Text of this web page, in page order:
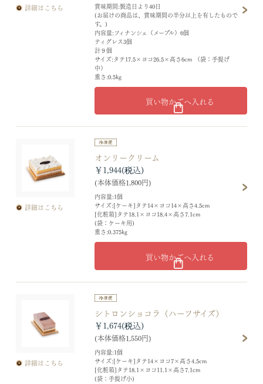
詳細はこちら
賞味期間:製造日より40日
(お届けの商品は、賞味期間の半分以上を有したもので
す。)
内容量:フィナンシェ（メープル）6個
ティグレス3個
計９個
サイズ:タテ17.5×ヨコ26.5×高さ6cm （袋：手提げ
中）
重さ:0.5kg
買い物かごへ入れる
詳細はこちら
オンリークリーム
内容量:1個
サイズ:[ケーキ]タテ14×ヨコ14×高さ4.5cm
[化粧箱]タテ18.1×ヨコ18.4×高さ7.1cm
(袋：ケーキ用)
重さ:0.375kg
￥1,944
(本体価格1,800円)
買い物かごへ入れる
詳細はこちら
シトロンショコラ（ハーフサイズ）
内容量:1個
サイズ:[ケーキ]タテ14×ヨコ7×高さ4.5cm
[化粧箱]タテ18.1×ヨコ11.1×高さ7.1cm
(袋：手提げ小)
￥1,674
(本体価格1,550円)